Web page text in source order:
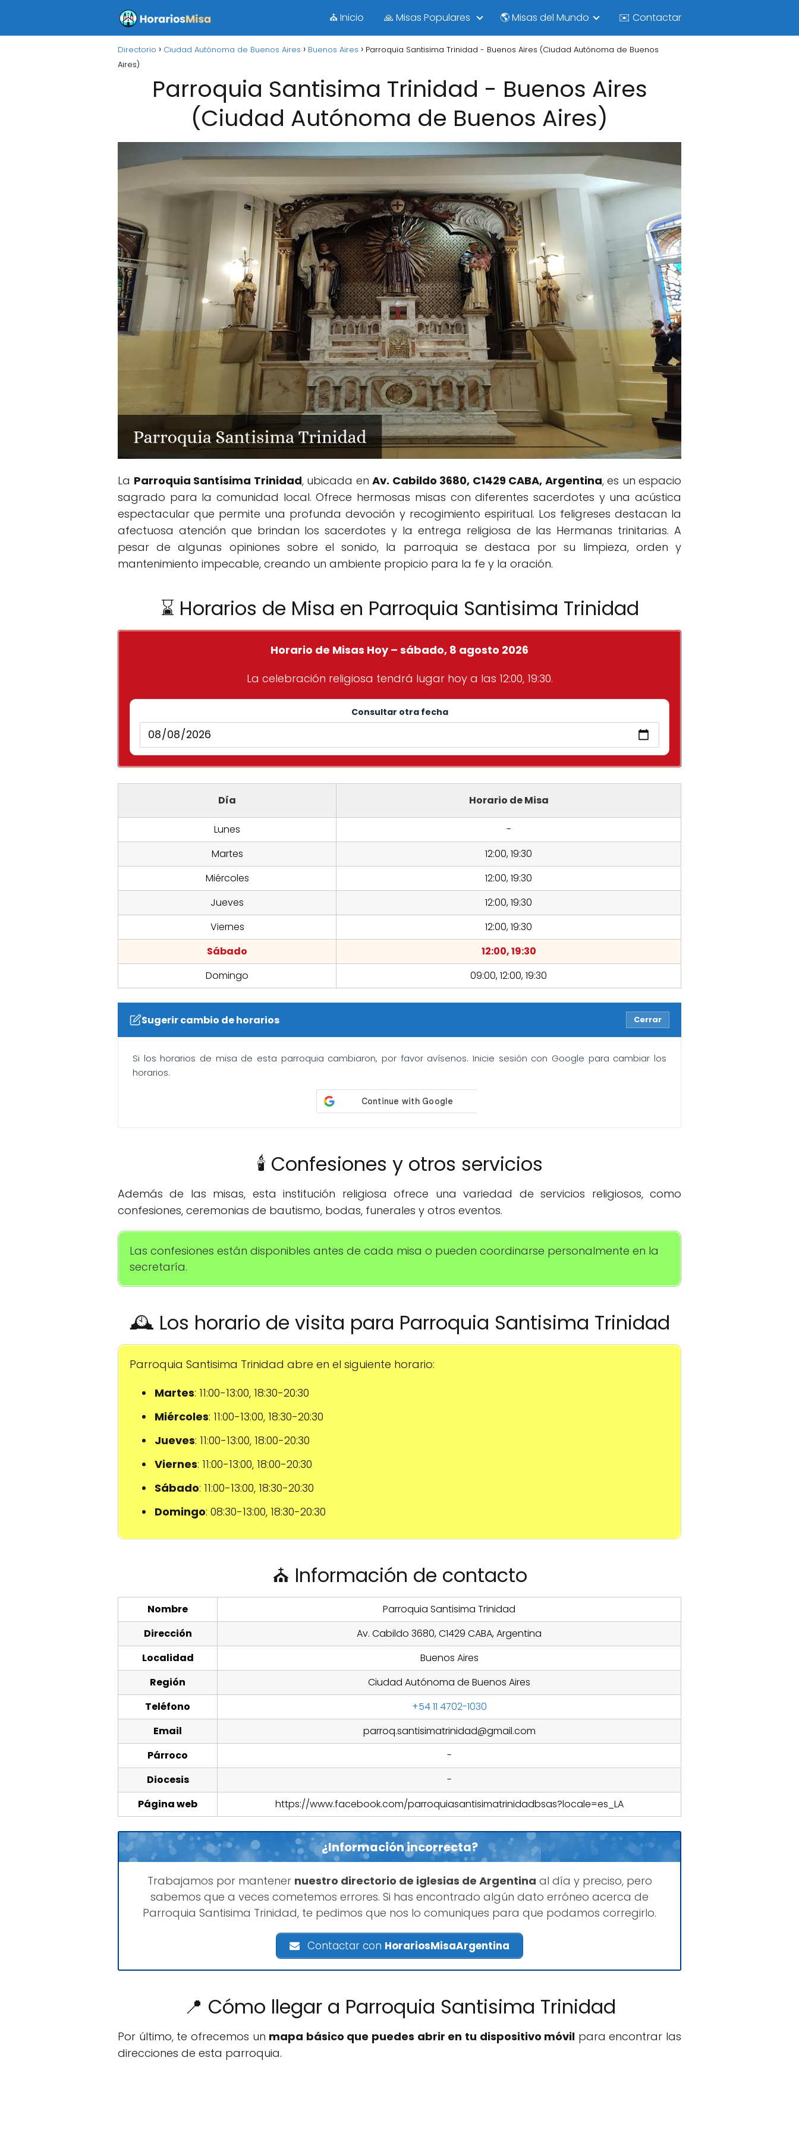
⛪ Inicio 🙏 Misas Populares 🌎 Misas del Mundo ✉️ Contactar
Directorio Ciudad Autónoma de Buenos Aires Buenos Aires
Parroquia Santisima Trinidad - Buenos Aires (Ciudad Autónoma de Buenos
Aires)
Parroquia Santisima Trinidad - Buenos Aires
(Ciudad Autónoma de Buenos Aires)
La Parroquia Santísima Trinidad, ubicada en Av. Cabildo 3680, C1429 CABA, Argentina, es un espacio
sagrado para la comunidad local. Ofrece hermosas misas con diferentes sacerdotes y una acústica
espectacular que permite una profunda devoción y recogimiento espiritual. Los feligreses destacan la
afectuosa atención que brindan los sacerdotes y la entrega religiosa de las Hermanas trinitarias. A
pesar de algunas opiniones sobre el sonido, la parroquia se destaca por su limpieza, orden y
mantenimiento impecable, creando un ambiente propicio para la fe y la oración.
⌛ Horarios de Misa en Parroquia Santisima Trinidad
Horario de Misas Hoy – sábado, 8 agosto 2026
La celebración religiosa tendrá lugar hoy a las 12:00, 19:30.
Consultar otra fecha
Día Horario de Misa
Lunes
-
Martes
12:00, 19:30
Miércoles
12:00, 19:30
Jueves
12:00, 19:30
Viernes
12:00, 19:30
Sábado
12:00, 19:30
Domingo
09:00, 12:00, 19:30
Sugerir cambio de horarios Cerrar
Si los horarios de misa de esta parroquia cambiaron, por favor avísenos. Inicie sesión con Google para cambiar los
horarios.
🕯️ Confesiones y otros servicios
Además de las misas, esta institución religiosa ofrece una variedad de servicios religiosos, como
confesiones, ceremonias de bautismo, bodas, funerales y otros eventos.
Las confesiones están disponibles antes de cada misa o pueden coordinarse personalmente en la
secretaría.
🕰️ Los horario de visita para Parroquia Santisima Trinidad
Parroquia Santisima Trinidad abre en el siguiente horario:
Martes: 11:00-13:00, 18:30-20:30
Miércoles: 11:00-13:00, 18:30-20:30
Jueves: 11:00-13:00, 18:00-20:30
Viernes: 11:00-13:00, 18:00-20:30
Sábado: 11:00-13:00, 18:30-20:30
Domingo: 08:30-13:00, 18:30-20:30
⛪ Información de contacto
Nombre
Parroquia Santisima Trinidad
Dirección
Av. Cabildo 3680, C1429 CABA, Argentina
Localidad
Buenos Aires
Región
Ciudad Autónoma de Buenos Aires
Teléfono
+54 11 4702-1030
Email
parroq.santisimatrinidad@gmail.com
Párroco
-
Diocesis
-
Página web
https://www.facebook.com/parroquiasantisimatrinidadbsas?locale=es_LA
¿Información incorrecta?
Trabajamos por mantener nuestro directorio de iglesias de Argentina al día y preciso, pero
sabemos que a veces cometemos errores. Si has encontrado algún dato erróneo acerca de
Parroquia Santisima Trinidad, te pedimos que nos lo comuniques para que podamos corregirlo.
Contactar con HorariosMisaArgentina
📍 Cómo llegar a Parroquia Santisima Trinidad
Por último, te ofrecemos un mapa básico que puedes abrir en tu dispositivo móvil para encontrar las
direcciones de esta parroquia.